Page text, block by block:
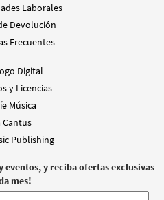
Laborales
Devolución
Frecuentes
Digital
y Licencias
Música
Cantus
Publishing
eventos, y reciba ofertas exclusivas
mes!